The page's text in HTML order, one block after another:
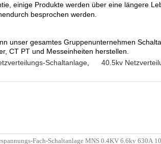
einige Produkte werden über eine längere
besprochen werden.
unser gesamtes Gruppenunternehmen
CT PT und Messeinheiten herstellen.
Schaltanlage 40.5kv